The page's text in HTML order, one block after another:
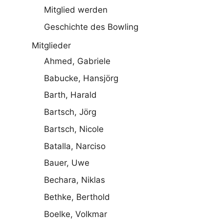
Mitglied werden
Geschichte des Bowling
Mitglieder
Ahmed, Gabriele
Babucke, Hansjörg
Barth, Harald
Bartsch, Jörg
Bartsch, Nicole
Batalla, Narciso
Bauer, Uwe
Bechara, Niklas
Bethke, Berthold
Boelke, Volkmar